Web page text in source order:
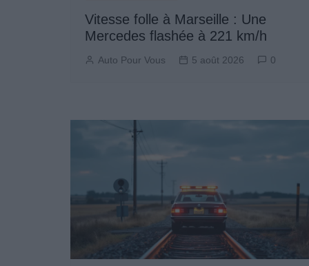
Vitesse folle à Marseille : Une
Mercedes flashée à 221 km/h
Auto Pour Vous 5 août 2026 0